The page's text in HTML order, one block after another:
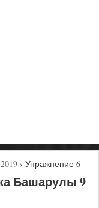
› Упражнение 6
Башарулы 9